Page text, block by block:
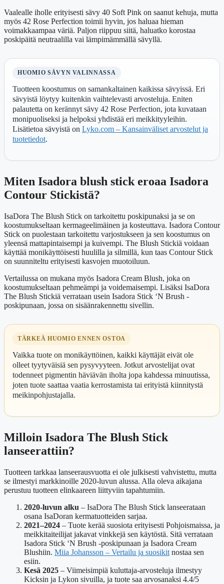
Vaalealle iholle erityisesti sävy 40 Soft Pink on saanut kehuja, mutta
myös 42 Rose Perfection toimii hyvin, jos haluaa hieman
voimakkaampaa väriä. Paljon riippuu siitä, haluatko korostaa
poskipäitä neutraalilla vai lämpimämmällä sävyllä.
HUOMIO SÄVYN VALINNASSA
Tuotteen koostumus on samankaltainen kaikissa sävyissä. Eri
sävyistä löytyy kuitenkin vaihtelevasti arvosteluja. Eniten
palautetta on kerännyt sävy 42 Rose Perfection, jota kuvataan
monipuoliseksi ja helpoksi yhdistää eri meikkityyleihin.
Lisätietoa sävyistä on Lyko.com – Kansainväliset arvostelut ja
tuotetiedot.
Miten Isadora blush stick eroaa Isadora
Contour Stickistä?
IsaDora The Blush Stick on tarkoitettu poskipunaksi ja se on
koostumukseltaan kermageelimäinen ja kosteuttava. Isadora Contour
Stick on puolestaan tarkoitettu varjostukseen ja sen koostumus on
yleensä mattapintaisempi ja kuivempi. The Blush Stickiä voidaan
käyttää monikäyttöisesti huulilla ja silmillä, kun taas Contour Stick
on suunniteltu erityisesti kasvojen muotoiluun.
Vertailussa on mukana myös Isadora Cream Blush, joka on
koostumukseltaan pehmeämpi ja voidemaisempi. Lisäksi IsaDora
The Blush Stickiä verrataan usein Isadora Stick ‘N Brush -
poskipunaan, jossa on sisäänrakennettu sivellin.
TÄRKEÄ HUOMIO ENNEN OSTOA
Vaikka tuote on monikäyttöinen, kaikki käyttäjät eivät ole
olleet tyytyväisiä sen pysyvyyteen. Jotkut arvostelijat ovat
todenneet pigmentin häviävän iholta jopa kahdessa minuutissa,
joten tuote saattaa vaatia kerrostamista tai erityistä kiinnitystä
meikinpohjustajalla.
Milloin Isadora The Blush Stick
lanseerattiin?
Tuotteen tarkkaa lanseerausvuotta ei ole julkisesti vahvistettu, mutta
se ilmestyi markkinoille 2020-luvun alussa. Alla oleva aikajana
perustuu tuotteen elinkaareen liittyviin tapahtumiin.
2020-luvun alku – IsaDora The Blush Stick lanseerataan
osana IsaDoran kermatuotteiden sarjaa.
2021–2024 – Tuote kerää suosiota erityisesti Pohjoismaissa, ja
meikkitaiteilijat jakavat vinkkejä sen käytöstä. Sitä verrataan
Isadora Stick ‘N Brush -poskipunaan ja Isadora Cream
Blushiin. Miia Johansson – Vertailu ja suosikit nostaa sen
esiin.
Kesä 2025 – Viimeisimpiä kuluttaja-arvosteluja ilmestyy
Kicksin ja Lykon sivuilla, ja tuote saa arvosanaksi 4.4/5